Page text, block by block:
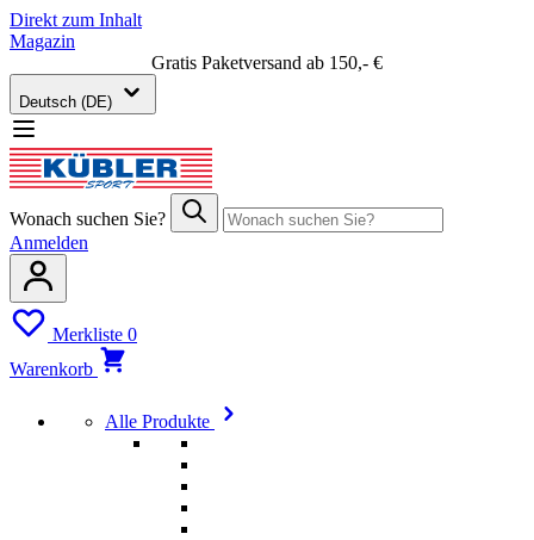
Direkt zum Inhalt
Magazin
Gratis Paketversand ab 150,- €
Deutsch (DE)
Wonach suchen Sie?
Anmelden
Merkliste 0
Warenkorb
Alle Produkte